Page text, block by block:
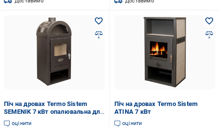
Піч на дровах Termo Sistem
SEMENIK 7 кВт опалювальна для
дому та дачі
оцінити
Піч на дровах Termo Sistem
ATINA 7 кВт
оцінити